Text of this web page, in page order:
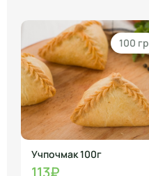
100 гр
Учпочмак 100г
113₽